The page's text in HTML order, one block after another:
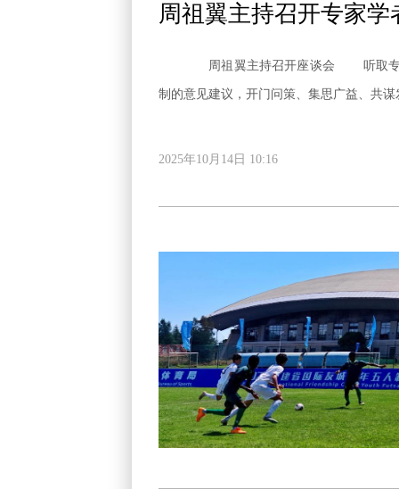
周祖翼主持召开专家学
周祖翼主持召开座谈会 听取专家学者对我省“十五五”规划编制意见建议 10月13日，省委书记周祖翼主持召开座谈会，听取专家学者代表对我省“十五五”规划编
2025年10月14日 10:16